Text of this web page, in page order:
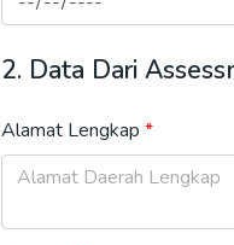
2. Data Dari
Alamat Lengkap